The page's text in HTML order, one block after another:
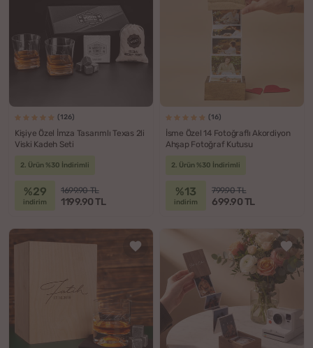
(126)
Kişiye Özel İmza Tasarımlı Texas 2li
Viski Kadeh Seti
2. Ürün %30 İndirimli
%29
indirim
1699.90 TL
1199.90 TL
(16)
İsme Özel 14 Fotoğraflı Akordiyon
Ahşap Fotoğraf Kutusu
2. Ürün %30 İndirimli
%13
indirim
799.90 TL
699.90 TL